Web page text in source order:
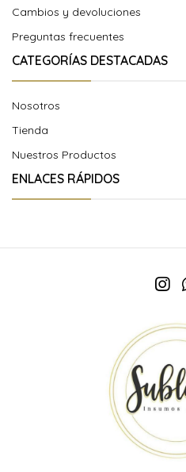
Cambios y devoluciones
Preguntas frecuentes
CATEGORÍAS DESTACADAS
Nosotros
Tienda
Nuestros Productos
ENLACES RÁPIDOS